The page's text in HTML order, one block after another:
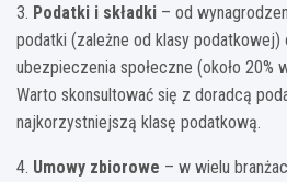
3. Podatki i składki – od
podatki (zależne od klasy podatkowej)
ubezpieczenia społeczne (około 20%
Warto skonsultować się z doradcą
najkorzystniejszą klasę podatkową.
4. Umowy zbiorowe – w wielu